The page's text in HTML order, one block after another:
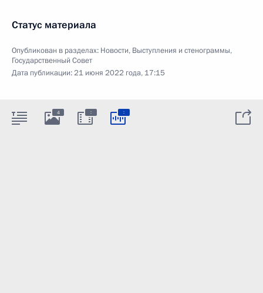
Статус материала
Опубликован в разделах: Новости, Выступления и стенограммы,
Государственный Совет
Дата публикации:21 июня 2022 года, 17:15
4 : :